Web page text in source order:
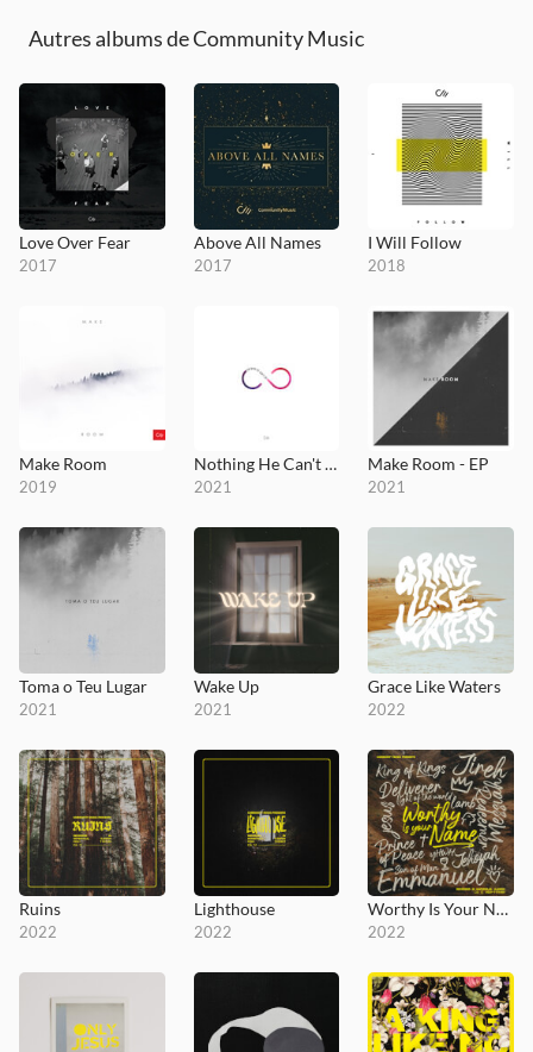
Autres albums de Community Music
Love Over Fear
2017
Above All Names
2017
I Will Follow
2018
Make Room
2019
Nothing He Can't Do
2021
Make Room - EP
2021
Toma o Teu Lugar
2021
Wake Up
2021
Grace Like Waters
2022
Ruins
2022
Lighthouse
2022
Worthy Is Your Name (Exalted)
2022